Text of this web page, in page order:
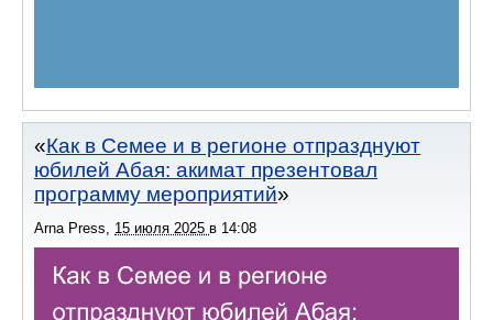
Как в Семее и в регионе отпразднуют
юбилей Абая: акимат презентовал
программу мероприятий
Arna Press, 15 июля 2025 в 14:08